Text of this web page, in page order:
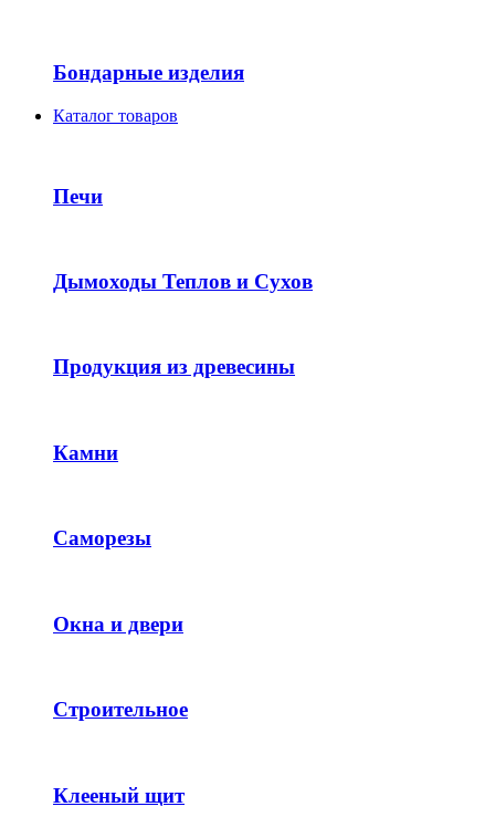
Бондарные изделия
Каталог товаров
Печи
Дымоходы Теплов и Сухов
Продукция из древесины
Камни
Саморезы
Окна и двери
Строительное
Клееный щит